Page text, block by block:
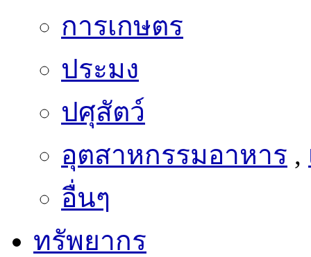
การเกษตร
ประมง
ปศุสัตว์
อุตสาหกรรมอาหาร ,
อื่นๆ
ทรัพยากร